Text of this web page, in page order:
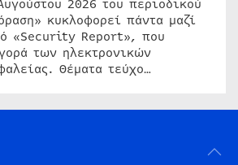
2026 του περιοδικού
κυκλοφορεί πάντα μαζί
«Security Report», που
των ηλεκτρονικών
Θέματα τεύχο…